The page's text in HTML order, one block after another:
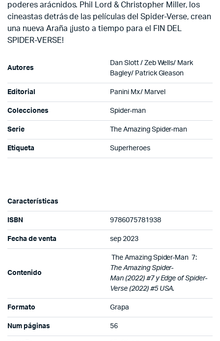
poderes arácnidos. Phil Lord & Christopher Miller, los
cineastas detrás de las películas del Spider-Verse, crean
una nueva Araña ¡justo a tiempo para el FIN DEL
SPIDER-VERSE!
Autores
Dan Slott / Zeb Wells/ Mark
Bagley/ Patrick Gleason
Editorial Panini Mx/ Marvel
Colecciones Spider-man
Serie The Amazing Spider-man
Etiqueta Superheroes
Características
ISBN 9786075781938
Fecha de venta sep 2023
Contenido
The Amazing Spider-Man 7:
The Amazing Spider-
Man (2022) #7 y Edge of Spider-
Verse (2022) #5 USA.
Formato Grapa
Num páginas 56